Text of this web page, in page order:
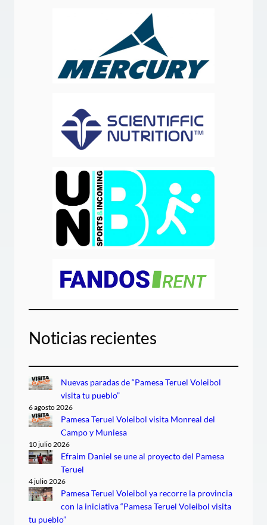
Noticias recientes
Nuevas paradas de “Pamesa Teruel Voleibol
visita tu pueblo”
6 agosto 2026
Pamesa Teruel Voleibol visita Monreal del
Campo y Muniesa
10 julio 2026
Efraim Daniel se une al proyecto del Pamesa
Teruel
4 julio 2026
Pamesa Teruel Voleibol ya recorre la provincia
con la iniciativa “Pamesa Teruel Voleibol visita
tu pueblo”